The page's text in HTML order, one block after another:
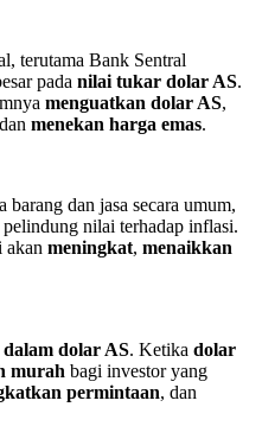
terutama Bank Sentral
pada nilai tukar dolar AS.
menguatkan dolar AS,
menekan harga emas.
barang dan jasa secara umum,
pelindung nilai terhadap inflasi.
akan meningkat, menaikkan
dolar AS. Ketika dolar
murah bagi investor yang
permintaan, dan